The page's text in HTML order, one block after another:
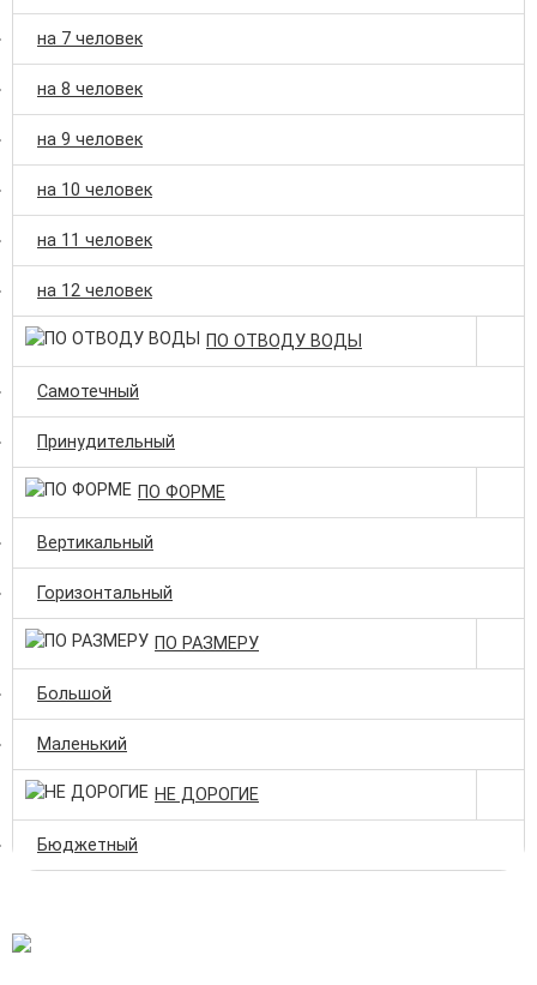
на 7 человек
на 8 человек
на 9 человек
на 10 человек
на 11 человек
на 12 человек
ПО ОТВОДУ ВОДЫ
Самотечный
Принудительный
ПО ФОРМЕ
Вертикальный
Горизонтальный
ПО РАЗМЕРУ
Большой
Маленький
НЕ ДОРОГИЕ
Бюджетный